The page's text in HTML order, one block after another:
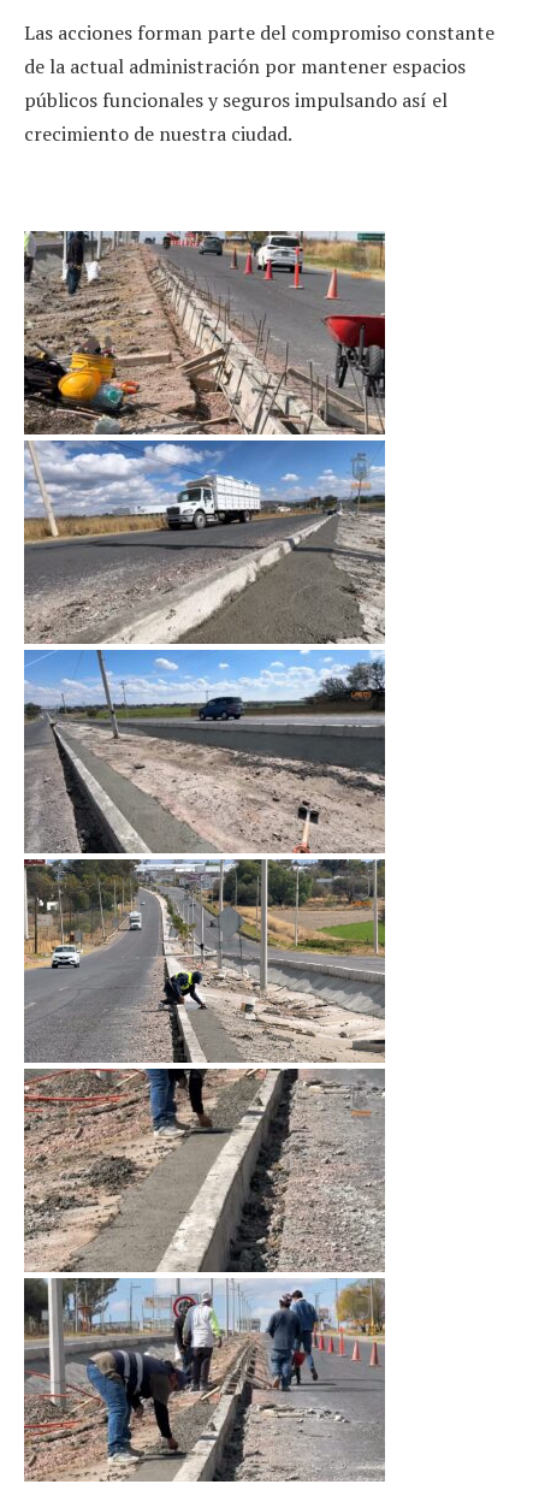
Las acciones forman parte del compromiso constante
de la actual administración por mantener espacios
públicos funcionales y seguros impulsando así el
crecimiento de nuestra ciudad.